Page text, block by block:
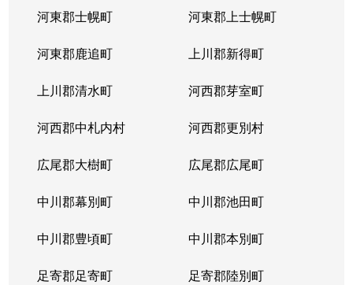
河東郡士幌町 河東郡上士幌町
河東郡鹿追町 上川郡新得町
上川郡清水町 河西郡芽室町
河西郡中札内村 河西郡更別村
広尾郡大樹町 広尾郡広尾町
中川郡幕別町 中川郡池田町
中川郡豊頃町 中川郡本別町
足寄郡足寄町 足寄郡陸別町